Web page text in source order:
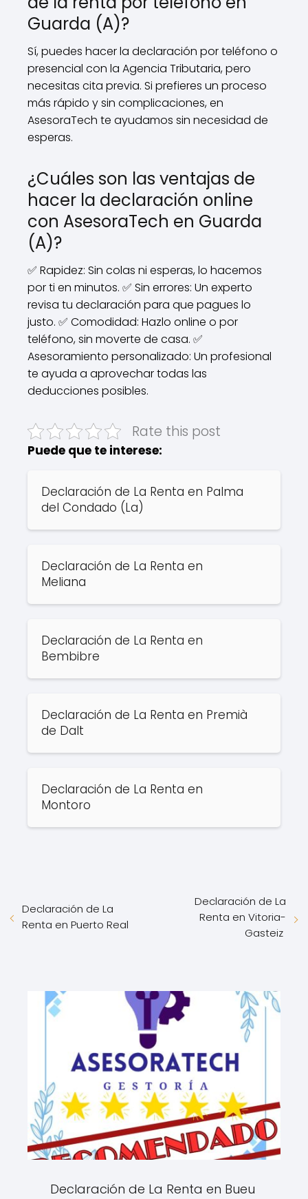
Guarda (A)?
Sí, puedes hacer la declaración por teléfono o
presencial con la Agencia Tributaria, pero
necesitas cita previa. Si prefieres un proceso
más rápido y sin complicaciones, en
AsesoraTech te ayudamos sin necesidad de
esperas.
¿Cuáles son las ventajas de
hacer la declaración online
con AsesoraTech en Guarda
(A)?
✅ Rapidez: Sin colas ni esperas, lo hacemos
por ti en minutos. ✅ Sin errores: Un experto
revisa tu declaración para que pagues lo
justo. ✅ Comodidad: Hazlo online o por
teléfono, sin moverte de casa. ✅
Asesoramiento personalizado: Un profesional
te ayuda a aprovechar todas las
deducciones posibles.
Rate this post
Puede que te interese:
Declaración de La Renta en Palma
del Condado (La)
Declaración de La Renta en
Meliana
Declaración de La Renta en
Bembibre
Declaración de La Renta en Premià
de Dalt
Declaración de La Renta en
Montoro
Declaración de La
Renta en Puerto Real
Declaración de La
Renta en Vitoria-
Gasteiz
Declaración de La Renta en Bueu